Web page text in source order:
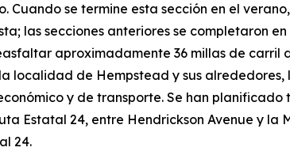
Cuando se termine esta sección en el
las secciones anteriores se completaron en
aproximadamente 36 millas de
localidad de Hempstead y sus
y de transporte. Se han
Estatal 24, entre Hendrickson Avenue y
24.